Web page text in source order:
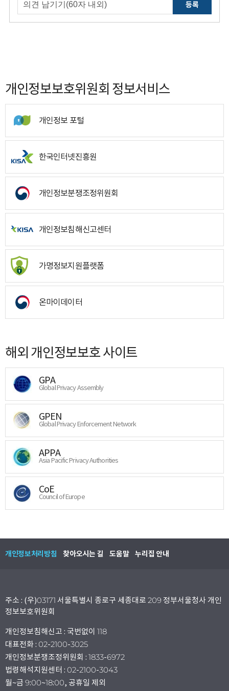
등록
개인정보보호위원회 정보서비스
개인정보 포털
한국인터넷진흥원
개인정보분쟁조정위원회
개인정보침해신고센터
가명정보지원플랫폼
온마이데이터
해외 개인정보보호 사이트
GPA
Global Privacy Assembly
GPEN
Global Privacy Enforcement Network
APPA
Asia Pacific Privacy Authorities
CoE
Council of Europe
개인정보처리방침 찾아오시는 길 도움말 누리집 안내
주소 : (우)03171 서울특별시 종로구 세종대로 209 정부서울청사 개인
정보보호위원회
개인정보침해신고 : 국번없이 118
대표전화 : 02-2100-3025
개인정보분쟁조정위원회 : 1833-6972
법령해석지원센터 : 02-2100-3043
월~금 9:00~18:00, 공휴일 제외